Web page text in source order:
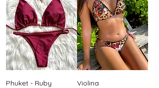
Phuket - Ruby
Violina